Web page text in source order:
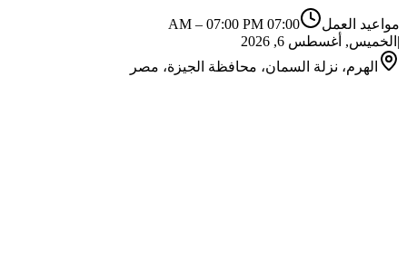
مواعيد العمل 07:00 AM
– 07:00 PM
| الخميس, أغسطس 6, 2026
الهرم، نزلة السمان، محافظة الجيزة، مصر